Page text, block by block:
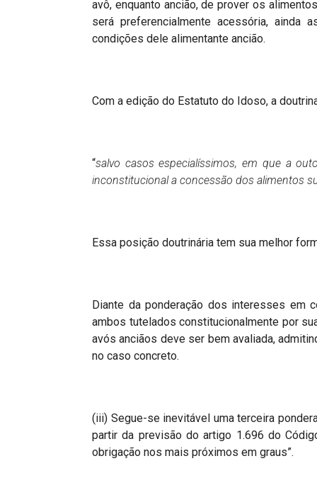
avô, enquanto ancião, de prover os
será preferencialmente acessória, ainda
condições dele alimentante ancião.
Com a edição do Estatuto do Idoso, a
“salvo casos especialíssimos, em que a
inconstitucional a concessão dos alimentos
Essa posição doutrinária tem sua melhor
Diante da ponderação dos interesses em
ambos tutelados constitucionalmente por
avós anciãos deve ser bem avaliada,
no caso concreto.
(iii) Segue-se inevitável uma terceira
partir da previsão do artigo 1.696 do
obrigação nos mais próximos em graus”.